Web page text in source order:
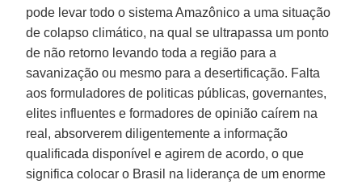
pode levar todo o sistema Amazônico a uma situação
de colapso climático, na qual se ultrapassa um ponto
de não retorno levando toda a região para a
savanização ou mesmo para a desertificação. Falta
aos formuladores de politicas públicas, governantes,
elites influentes e formadores de opinião caírem na
real, absorverem diligentemente a informação
qualificada disponível e agirem de acordo, o que
significa colocar o Brasil na liderança de um enorme